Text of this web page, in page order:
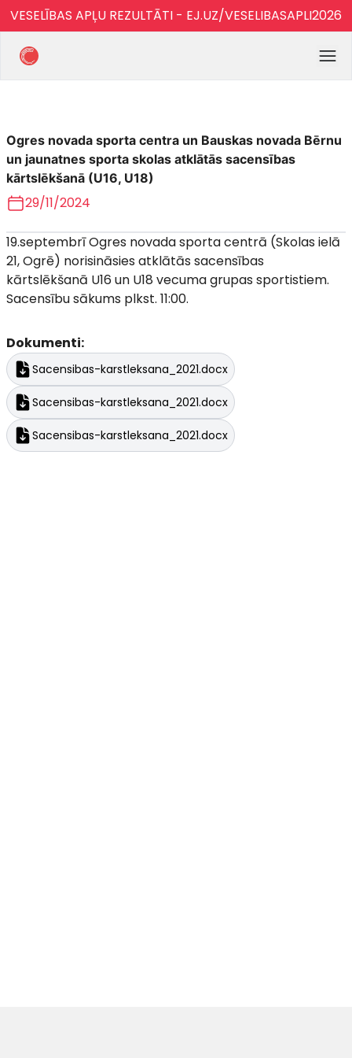
VESELĪBAS APĻU REZULTĀTI - EJ.UZ/VESELIBASAPLI2026
Ogres novada sporta centra un Bauskas novada Bērnu
un jaunatnes sporta skolas atklātās sacensības
kārtslēkšanā (U16, U18)
29/11/2024
19.septembrī Ogres novada sporta centrā (Skolas ielā
21, Ogrē) norisināsies atklātās sacensības
kārtslēkšanā U16 un U18 vecuma grupas sportistiem.
Sacensību sākums plkst. 11:00.
Dokumenti:
Sacensibas-karstleksana_2021.docx
Sacensibas-karstleksana_2021.docx
Sacensibas-karstleksana_2021.docx